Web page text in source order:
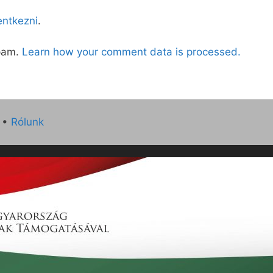
.
Learn how your comment data is processed.
Rólunk